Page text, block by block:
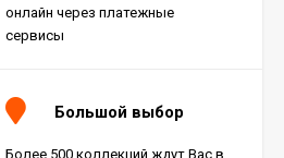
онлайн через платежные
сервисы
Большой выбор
Более 500 коллекций ждут Вас в
Charme Evo Imperiale
Ret 60x120,